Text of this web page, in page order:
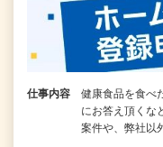
仕事内容
健康食品を食べ
にお答え頂くな
案件や、弊社以